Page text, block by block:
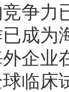
争力
成为
企业
临床